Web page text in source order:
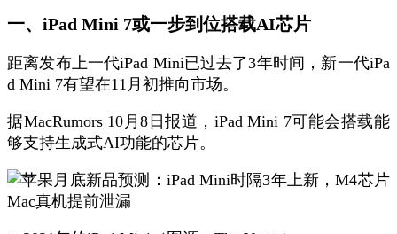
一、 iPad Mini 7或一步到位搭载AI芯片
距离发布上一代iPad Mini已过去了3年时间，新一代iPa
d Mini 7有望在11月初推向市场。
据MacRumors 10月8日报道，iPad Mini 7可能会搭载能
够支持生成式AI功能的芯片。